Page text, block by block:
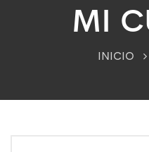
MI
INICIO